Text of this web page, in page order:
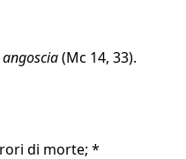
(Mc 14, 33).
di morte; *